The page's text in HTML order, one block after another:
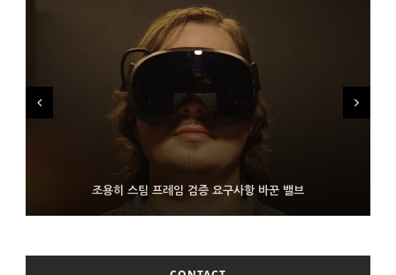
조용히 스팀 프레임 검증 요구사항 바꾼 밸브
9월 4일부터 서비스 접는 안드로이드 장치용 구글 어시스턴트
FMS 2026서 차세대 3D 메모리 ZHBM·ZNAND-O 모형 처음 선
보인 삼성전자